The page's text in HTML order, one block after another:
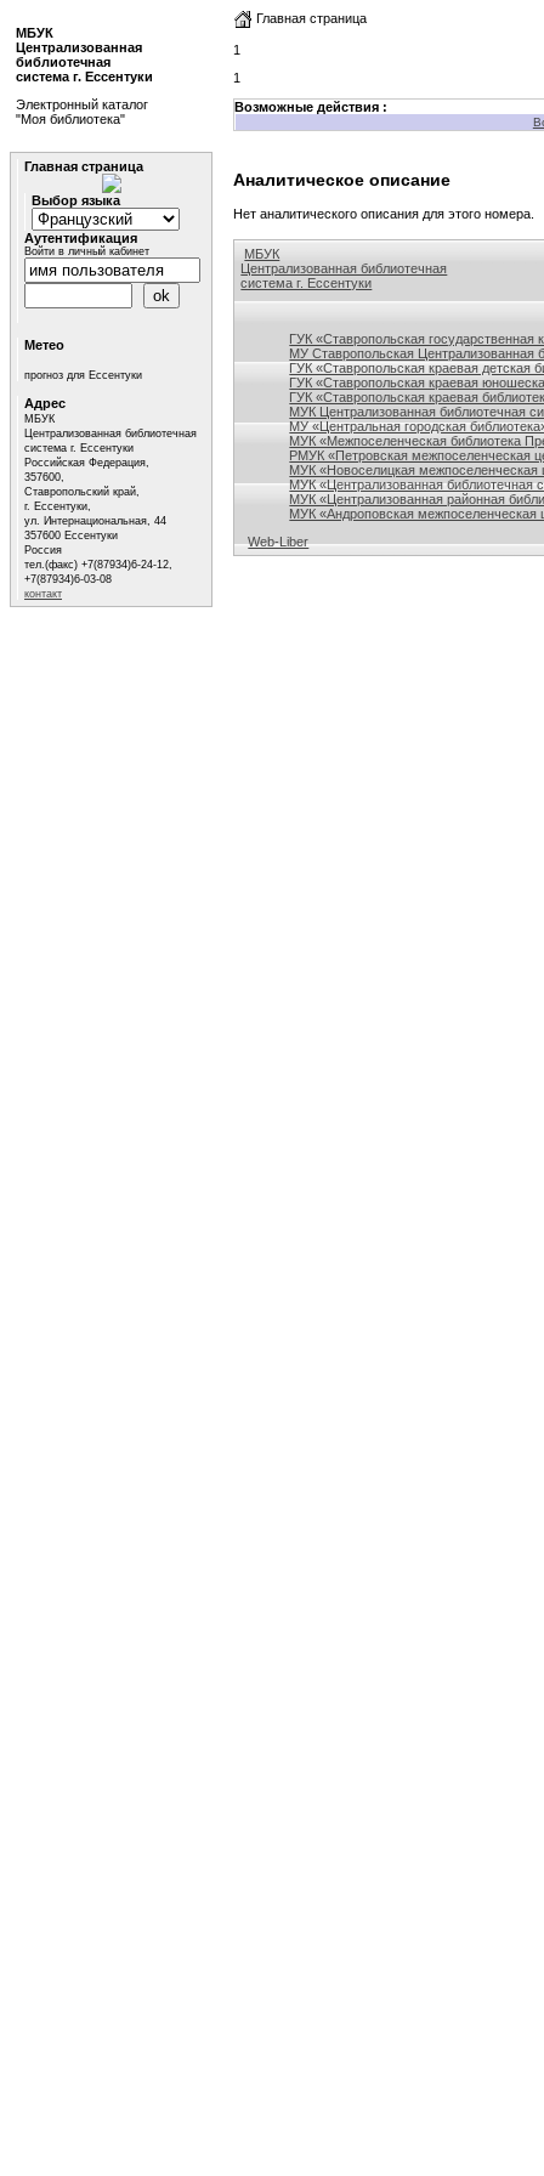
Главная страница
1
1
Возможные действия :
Аналитическое описание
Нет аналитического описания для этого номера.
МБУК
Централизованная библиотечная
система г. Ессентуки
ГУК «Ставропольская
МУ Ставропольская Централизованная
ГУК «Ставропольская краевая детская
ГУК «Ставропольская краевая
ГУК «Ставропольская краевая
МУК Централизованная библиотечная
МУ «Центральная городская
МУК «Межпоселенческая библиотека
РМУК «Петровская межпоселенческая
МУК «Новоселицкая межпоселенческая
МУК «Централизованная библиотечная
МУК «Централизованная районная
МУК «Андроповская межпоселенческая
Web-Liber
МБУК
Централизованная
библиотечная
система г. Ессентуки
Электронный каталог
"Моя библиотека"
Главная страница
Выбор языка
Аутентификация
Войти в личный кабинет
Метео
прогноз для Ессентуки
Адрес
МБУК
Централизованная библиотечная
система г. Ессентуки
Российская Федерация,
357600,
Ставропольский край,
г. Ессентуки,
ул. Интернациональная, 44
357600 Ессентуки
Россия
тел.(факс) +7(87934)6-24-12,
+7(87934)6-03-08
контакт